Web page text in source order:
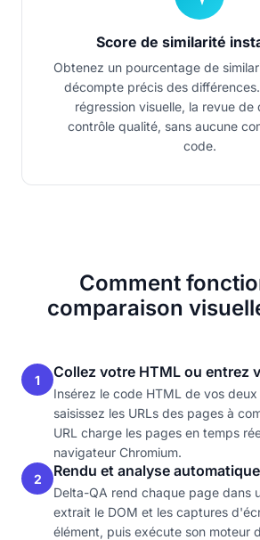
Score de similarité
Obtenez un pourcentage de
décompte précis des
régression visuelle, la revue de
contrôle qualité, sans aucune
code.
Comment
comparaison
1 Collez votre HTML ou entrez
Insérez le code HTML de vos
saisissez les URLs des pages à
URL charge les pages en temps
navigateur Chromium.
2
Rendu et analyse automatique
Delta-QA rend chaque page dans
extrait le DOM et les captures
élément, puis exécute son moteur